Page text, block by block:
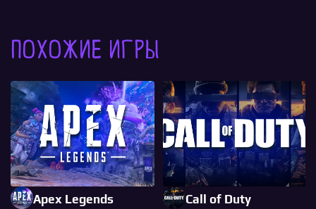
Похожие игры
Apex Legends Call of Duty